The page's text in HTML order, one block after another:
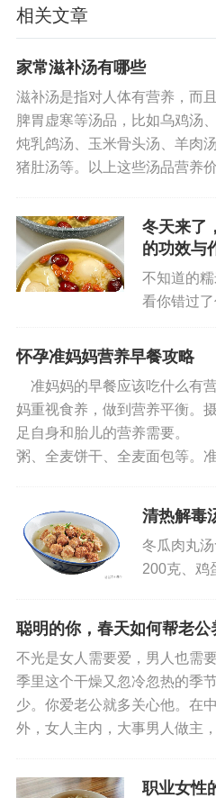
剂，具有滋补的功效。经常
皮肤、黏膜组织的健康状态
起到美容养颜的效果。
上述提及的食物均需
导致肥胖等问题。若需要
相关文章
家常滋补汤有哪些
滋补汤是指对人体有营养，而
脾胃虚寒等汤品，比如乌鸡汤
炖乳鸽汤、玉米骨头汤、羊肉
猪肚汤等。以上这些汤品营养
冬天来了
的功效与
不知道的
看你错过
为滋补神器
效1. 增强
怀孕准妈妈营养早餐攻略
准妈妈的早餐应该吃什么有
妈重视食养，做到营养平衡。
足自身和胎儿的营养需要。
粥、全麦饼干、全麦面包等。
清热解毒
冬瓜肉丸
200克、鸡
片。2. 在
盐、生抽
聪明的你，春天如何帮老公
不光是女人需要爱，男人也需
季里这个干燥又忽冷忽热的季
少。你爱老公就多关心他。在
外，女人主内，大事男人做主
职业女性